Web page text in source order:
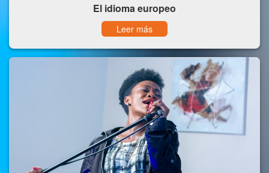
El idioma europeo
Leer más